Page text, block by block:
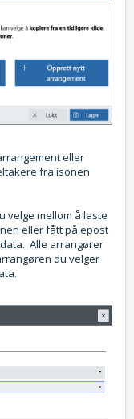
eller
fra isonen
velge mellom å laste
eller fått på epost
Alle arrangører
du velger